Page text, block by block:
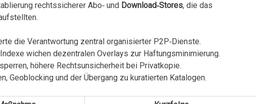
⁢rechtssicherer Abo‑ und Download‑Stores, die das
die Verantwortung zentral ‍organisierter P2P‑Dienste.
wichen dezentralen ⁣Overlays zur Haftungsminimierung.
höhere Rechtsunsicherheit bei Privatkopie.
Geoblocking und​ der Übergang zu kuratierten Katalogen.